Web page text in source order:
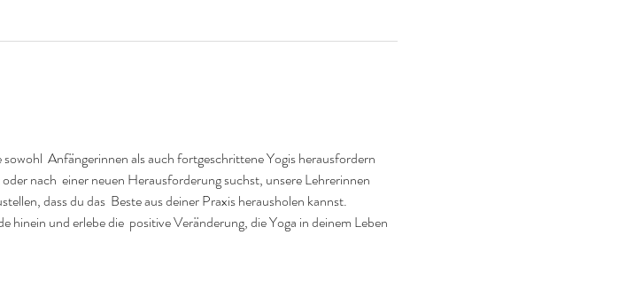
Anfängerinnen als auch fortgeschrittene Yogis herausfordern
nach  einer neuen Herausforderung suchst, unsere Lehrerinnen
dass du das  Beste aus deiner Praxis herausholen kannst.
und erlebe die  positive Veränderung, die Yoga in deinem Leben